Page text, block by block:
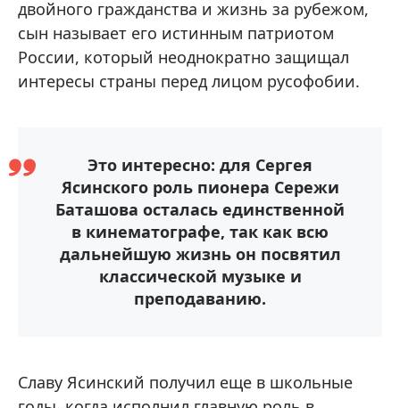
двойного гражданства и жизнь за рубежом,
сын называет его истинным патриотом
России, который неоднократно защищал
интересы страны перед лицом русофобии.
Это интересно: для Сергея
Ясинского роль пионера Сережи
Баташова осталась единственной
в кинематографе, так как всю
дальнейшую жизнь он посвятил
классической музыке и
преподаванию.
Славу Ясинский получил еще в школьные